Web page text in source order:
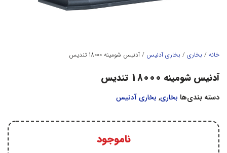
خانه / بخاري / بخاري آدنيس / آدنیس شومینه 18000 تندیس
آدنیس شومینه 18000 تندیس
دسته بندی‌ها بخاري, بخاري آدنيس
ناموجود